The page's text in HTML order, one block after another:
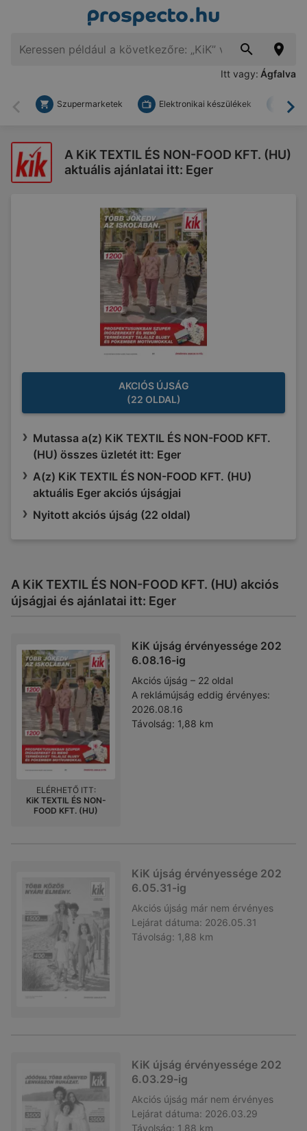
Itt vagy: Ágfalva
Vissza
Szupermarketek Elektronikai készülékek
A KiK TEXTIL ÉS NON-FOOD KFT. (HU)
aktuális ajánlatai itt: Eger
AKCIÓS ÚJSÁG
(22 OLDAL)
Mutassa a(z) KiK TEXTIL ÉS NON-FOOD KFT.
(HU) összes üzletét itt: Eger
A(z) KiK TEXTIL ÉS NON-FOOD KFT. (HU)
aktuális Eger akciós újságjai
Nyitott akciós újság (22 oldal)
A KiK TEXTIL ÉS NON-FOOD KFT. (HU) akciós
újságjai és ajánlatai itt: Eger
KiK újság érvényessége 202
6.08.16-ig
Akciós újság – 22 oldal
A reklámújság eddig érvényes:
2026.08.16
Távolság: 1,88 km
ELÉRHETŐ ITT:
KiK TEXTIL ÉS NON-
FOOD KFT. (HU)
KiK újság érvényessége 202
6.05.31-ig
Akciós újság már nem érvényes
Lejárat dátuma: 2026.05.31
Távolság: 1,88 km
KiK újság érvényessége 202
6.03.29-ig
Akciós újság már nem érvényes
Lejárat dátuma: 2026.03.29
Távolság: 1,88 km